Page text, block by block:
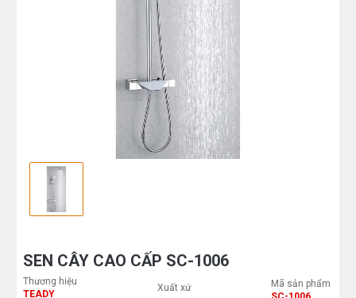
SEN CÂY CAO CẤP SC-1006
Thương hiệu
TEADY
Xuất xứ
Mã sản phẩm